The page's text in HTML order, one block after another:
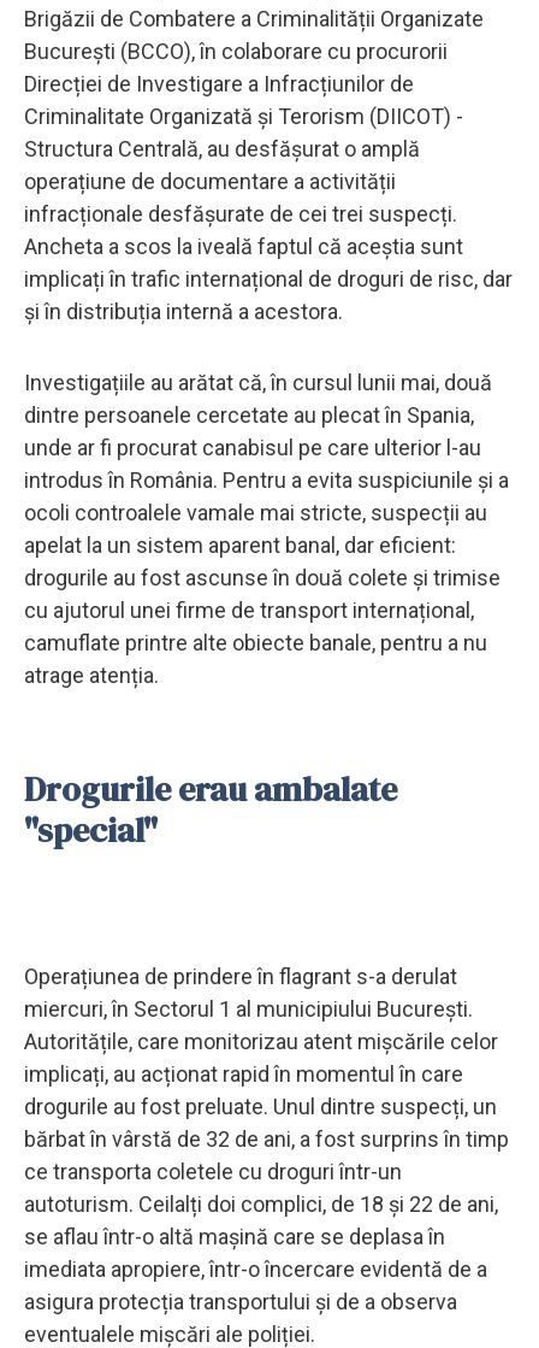
Brigăzii de Combatere a Criminalității Organizate
București (BCCO), în colaborare cu procurorii
Direcției de Investigare a Infracțiunilor de
Criminalitate Organizată și Terorism (DIICOT) -
Structura Centrală, au desfășurat o amplă
operațiune de documentare a activității
infracționale desfășurate de cei trei suspecți.
Ancheta a scos la iveală faptul că aceștia sunt
implicați în trafic internațional de droguri de risc, dar
și în distribuția internă a acestora.
Investigațiile au arătat că, în cursul lunii mai, două
dintre persoanele cercetate au plecat în Spania,
unde ar fi procurat canabisul pe care ulterior l-au
introdus în România. Pentru a evita suspiciunile și a
ocoli controalele vamale mai stricte, suspecții au
apelat la un sistem aparent banal, dar eficient:
drogurile au fost ascunse în două colete și trimise
cu ajutorul unei firme de transport internațional,
camuflate printre alte obiecte banale, pentru a nu
atrage atenția.
Drogurile erau ambalate
"special"
Operațiunea de prindere în flagrant s-a derulat
miercuri, în Sectorul 1 al municipiului București.
Autoritățile, care monitorizau atent mișcările celor
implicați, au acționat rapid în momentul în care
drogurile au fost preluate. Unul dintre suspecți, un
bărbat în vârstă de 32 de ani, a fost surprins în timp
ce transporta coletele cu droguri într-un
autoturism. Ceilalți doi complici, de 18 și 22 de ani,
se aflau într-o altă mașină care se deplasa în
imediata apropiere, într-o încercare evidentă de a
asigura protecția transportului și de a observa
eventualele mișcări ale poliției.